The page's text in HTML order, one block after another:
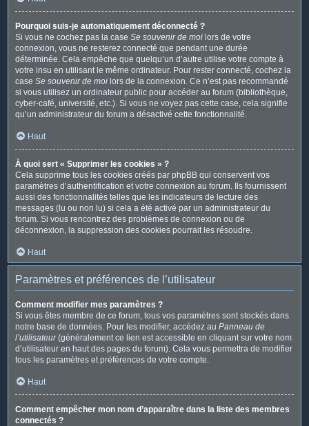
Pourquoi suis-je automatiquement déconnecté ?
Si vous ne cochez pas la case Se souvenir de moi lors de votre
connexion, vous ne resterez connecté que pendant une durée
déterminée. Cela empêche que quelqu’un d’autre utilise votre compte à
votre insu en utilisant le même ordinateur. Pour rester connecté, cochez la
case Se souvenir de moi lors de la connexion. Ce n’est pas recommandé
si vous utilisez un ordinateur public pour accéder au forum (bibliothèque,
cyber-café, université, etc.). Si vous ne voyez pas cette case, cela signifie
qu’un administrateur du forum a désactivé cette fonctionnalité.
Haut
À quoi sert « Supprimer les cookies » ?
Cela supprime tous les cookies créés par phpBB qui conservent vos
paramètres d’authentification et votre connexion au forum. Ils fournissent
aussi des fonctionnalités telles que les indicateurs de lecture des
messages (lu ou non lu) si cela a été activé par un administrateur du
forum. Si vous rencontrez des problèmes de connexion ou de
déconnexion, la suppression des cookies pourrait les résoudre.
Haut
Paramètres et préférences de l’utilisateur
Comment modifier mes paramètres ?
Si vous êtes membre de ce forum, tous vos paramètres sont stockés dans
notre base de données. Pour les modifier, accédez au Panneau de
l’utilisateur(généralement ce lien est accessible en cliquant sur votre nom
d’utilisateur en haut des pages du forum). Cela vous permettra de modifier
tous les paramètres et préférences de votre compte.
Haut
Comment empêcher mon nom d’apparaître dans la liste des membres
connectés ?